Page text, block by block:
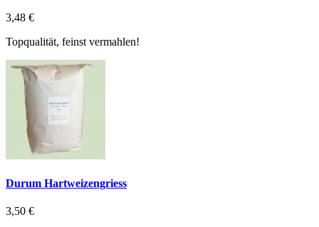
3,48 €
Topqualität, feinst vermahlen!
Durum Hartweizengriess
3,50 €